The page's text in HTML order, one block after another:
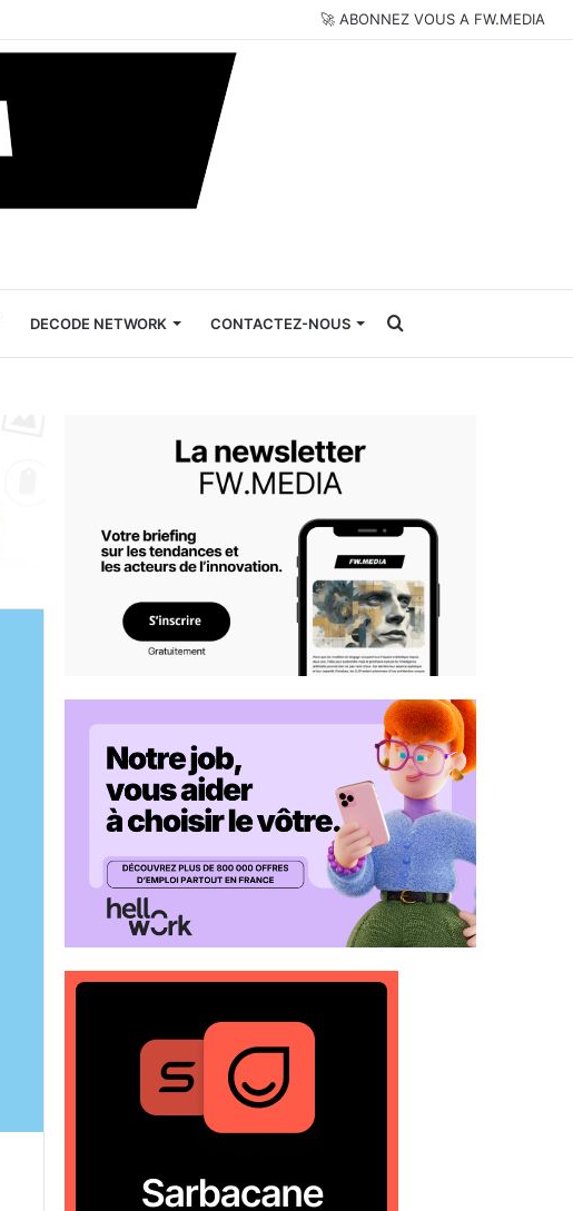
🚀 ABONNEZ VOUS A FW.MEDIA
DECODE NETWORK CONTACTEZ-NOUS Rechercher